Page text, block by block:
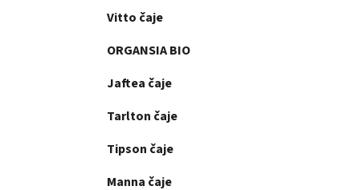
Vitto čaje
ORGANSIA BIO
Jaftea čaje
Tarlton čaje
Tipson čaje
Manna čaje